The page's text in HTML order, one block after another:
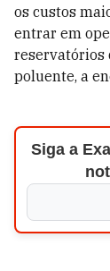
os custos
entrar em
reservatórios
poluente, a
Siga a